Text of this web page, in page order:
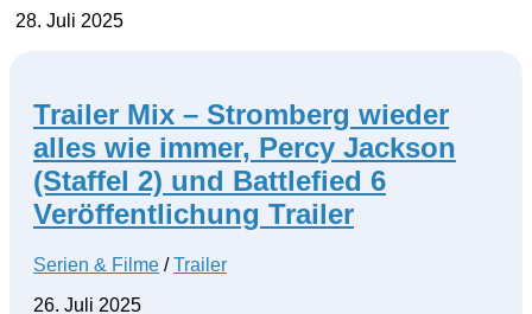
28. Juli 2025
Trailer Mix – Stromberg wieder
alles wie immer, Percy Jackson
(Staffel 2) und Battlefied 6
Veröffentlichung Trailer
Serien & Filme /Trailer
26. Juli 2025